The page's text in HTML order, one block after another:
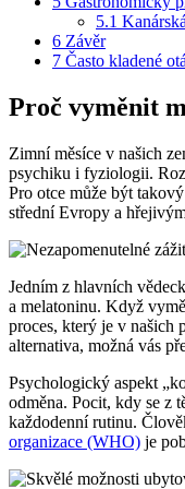
5.1
6 Závěr
7 Často kladené
Proč vyměnit
Zimní měsíce v našich
psychiku i fyziologii.
Pro otce může být
střední Evropy a
Jedním z hlavních
a melatoninu. Když
proces, který je v našich
alternativa, možná vás
Psychologický aspekt
odměna. Pocit, kdy se z
každodenní rutinu.
organizace (WHO) je